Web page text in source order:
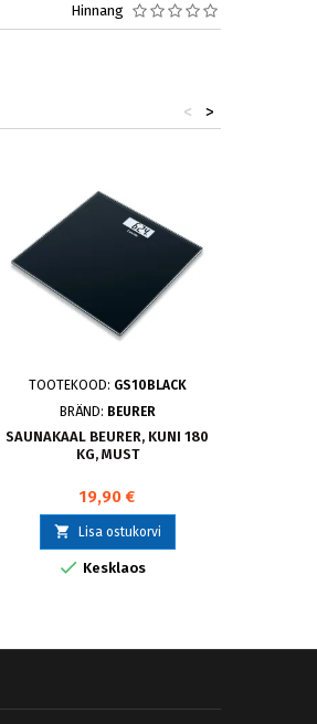
Hinnang
>
<
TOOTEKOOD: GS10BLACK
BRÄND: BEURER
SAUNAKAAL BEURER, KUNI 180
KG, MUST
19,90 €
 Lisa ostukorvi
 Kesklaos